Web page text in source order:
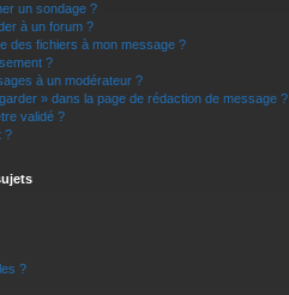
un sondage ?
à un forum ?
des fichiers à mon message ?
?
à un modérateur ?
» dans la page de rédaction de message ?
validé ?
?
?